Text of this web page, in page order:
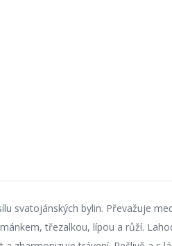
svatojánských bylin. Převažuje
třezalkou, lípou a růží.